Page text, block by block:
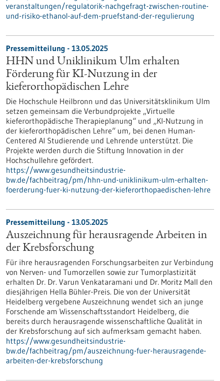
veranstaltungen/regulatorik-nachgefragt-zwischen-routine-
und-risiko-ethanol-auf-dem-pruefstand-der-regulierung
Pressemitteilung - 13.05.2025
HHN und Uniklinikum Ulm erhalten
Förderung für KI-Nutzung in der
kieferorthopädischen Lehre
Die Hochschule Heilbronn und das Universitätsklinikum Ulm
setzen gemeinsam die Verbundprojekte „Virtuelle
kieferorthopädische Therapieplanung“ und „KI-Nutzung in
der kieferorthopädischen Lehre“ um, bei denen Human-
Centered AI Studierende und Lehrende unterstützt. Die
Projekte werden durch die Stiftung Innovation in der
Hochschullehre gefördert.
https://www.gesundheitsindustrie-
bw.de/fachbeitrag/pm/hhn-und-uniklinikum-ulm-erhalten-
foerderung-fuer-ki-nutzung-der-kieferorthopaedischen-lehre
Pressemitteilung - 13.05.2025
Auszeichnung für herausragende Arbeiten in
der Krebsforschung
Für ihre herausragenden Forschungsarbeiten zur Verbindung
von Nerven- und Tumorzellen sowie zur Tumorplastizität
erhalten Dr. Dr. Varun Venkataramani und Dr. Moritz Mall den
diesjährigen Hella Bühler-Preis. Die von der Universität
Heidelberg vergebene Auszeichnung wendet sich an junge
Forschende am Wissenschaftsstandort Heidelberg, die
bereits durch herausragende wissenschaftliche Qualität in
der Krebsforschung auf sich aufmerksam gemacht haben.
https://www.gesundheitsindustrie-
bw.de/fachbeitrag/pm/auszeichnung-fuer-herausragende-
arbeiten-der-krebsforschung